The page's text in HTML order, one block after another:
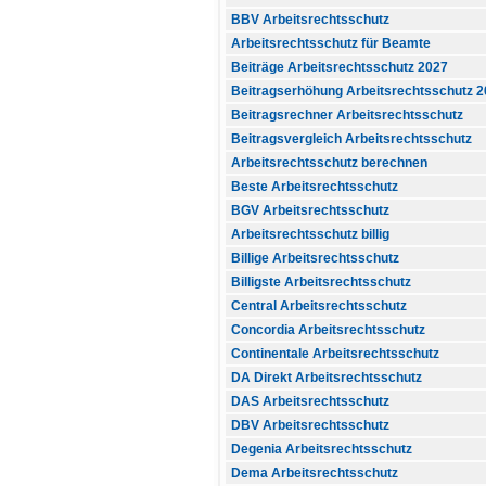
BBV Arbeitsrechtsschutz
Arbeitsrechtsschutz für Beamte
Beiträge Arbeitsrechtsschutz 2027
Beitragserhöhung Arbeitsrechtsschutz
Beitragsrechner Arbeitsrechtsschutz
Beitragsvergleich Arbeitsrechtsschutz
Arbeitsrechtsschutz berechnen
Beste Arbeitsrechtsschutz
BGV Arbeitsrechtsschutz
Arbeitsrechtsschutz billig
Billige Arbeitsrechtsschutz
Billigste Arbeitsrechtsschutz
Central Arbeitsrechtsschutz
Concordia Arbeitsrechtsschutz
Continentale Arbeitsrechtsschutz
DA Direkt Arbeitsrechtsschutz
DAS Arbeitsrechtsschutz
DBV Arbeitsrechtsschutz
Degenia Arbeitsrechtsschutz
Dema Arbeitsrechtsschutz